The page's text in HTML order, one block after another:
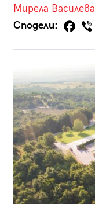
Мирела Василева
Сподели: